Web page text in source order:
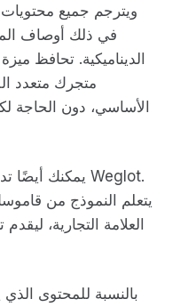
في ذلك أوصاف
الديناميكية. تحافظ
متجرك متعدد
الأساسي، دون الحاجة
يمكنك أيضًا
يتعلم النموذج من
العلامة التجارية،
بالنسبة للمحتوى